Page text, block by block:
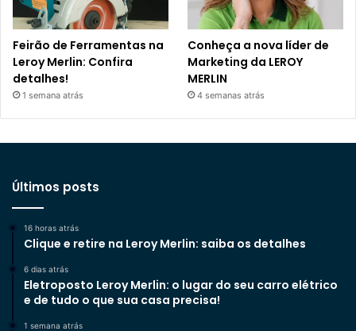
Feirão de Ferramentas na
Leroy Merlin: Confira
detalhes!
1 semana atrás
Conheça a nova líder de
Marketing da LEROY
MERLIN
4 semanas atrás
Últimos posts
16 horas atrás
Clique e retire na Leroy Merlin: saiba os detalhes
6 dias atrás
Eletroposto Leroy Merlin: o lugar do seu carro elétrico
e de tudo o que sua casa precisa!
1 semana atrás